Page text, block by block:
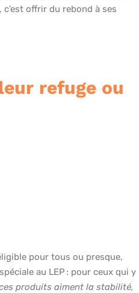
offrir du rebond à ses
refuge ou
pour tous ou presque,
au LEP : pour ceux qui y
produits aiment la stabilité,